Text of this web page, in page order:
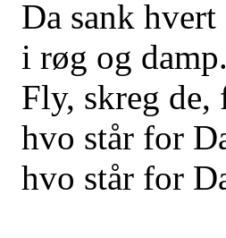
Da sank
i røg og damp.
Fly, skreg
hvo står for
hvo står for